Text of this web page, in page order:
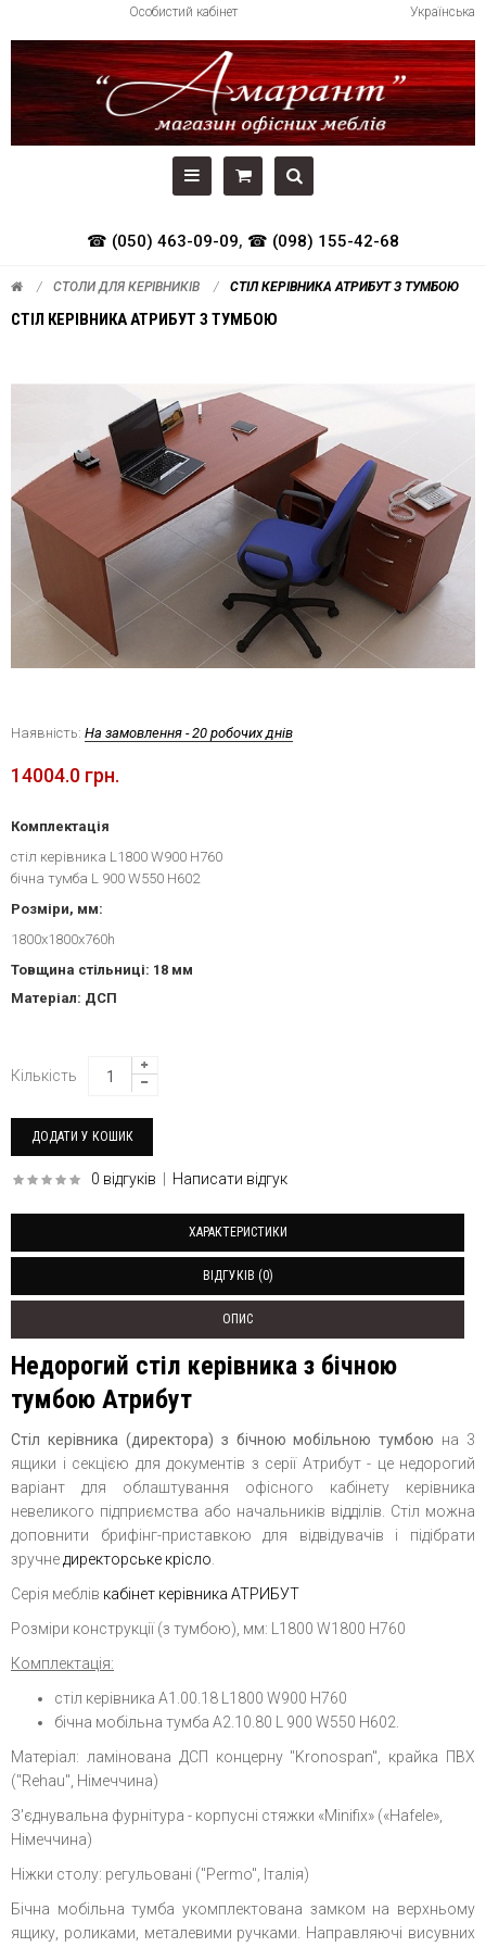
Українська
Особистий кабінет
☎ (050) 463-09-09, ☎ (098) 155-42-68
СТОЛИ ДЛЯ КЕРІВНИКІВ СТІЛ КЕРІВНИКА АТРИБУТ З ТУМБОЮ
СТІЛ КЕРІВНИКА АТРИБУТ З ТУМБОЮ
Наявність: На замовлення - 20 робочих днів
14004.0 грн.
Комплектація
стіл керівника L1800 W900 H760
бічна тумба L 900 W550 H602
Розміри, мм:
1800x1800x760h
Товщина стільниці: 18 мм
Матеріал: ДСП
Кількість
0 відгуків Написати відгук
ХАРАКТЕРИСТИКИ
ВІДГУКІВ (0)
ОПИС
Недорогий стіл керівника з бічною
тумбою Атрибут
Стіл керівника (директора) з бічною мобільною тумбою на 3
ящики і секцією для документів з серії Атрибут - це недорогий
варіант для облаштування офісного кабінету керівника
невеликого підприємства або начальників відділів. Стіл можна
доповнити брифінг-приставкою для відвідувачів і підібрати
зручне директорське крісло
Серія меблів кабінет керівника АТРИБУТ
Розміри конструкції (з тумбою), мм: L1800 W1800 H760
Комплектація:
стіл керівника А1.00.18 L1800 W900 H760
бічна мобільна тумба А2.10.80 L 900 W550 H602.
Матеріал: ламінована ДСП концерну "Kronospan", крайка ПВХ
("Rehau", Німеччина)
З'єднувальна фурнітура - корпусні стяжки «Minifix» («Hafele»,
Німеччина)
Ніжки столу: регульовані ("Permo", Італія)
Бічна мобільна тумба укомплектована замком на верхньому
ящику, роликами, металевими ручками. Направляючі висувних